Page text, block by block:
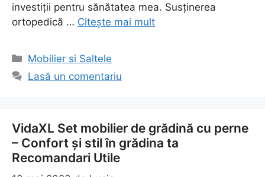
investiții pentru sănătatea mea. Susținerea
ortopedică … Citește mai mult
Categorii
Mobilier si Saltele
Lasă un comentariu
VidaXL Set mobilier de grădină cu perne
– Confort și stil în grădina ta
Recomandari Utile